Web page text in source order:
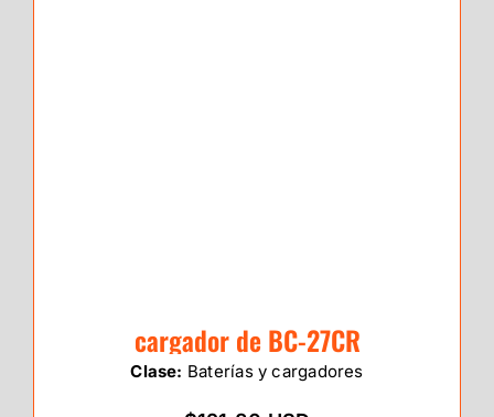
cargador de BC-27CR
Clase: Baterías y cargadores